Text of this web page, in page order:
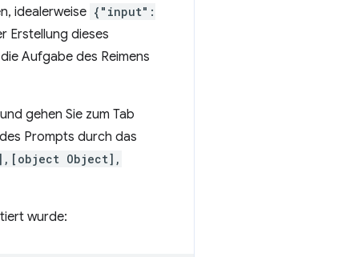
idealerweise {"input":
Erstellung dieses
Aufgabe des Reimens
gehen Sie zum Tab
Prompts durch das
Object],
wurde: